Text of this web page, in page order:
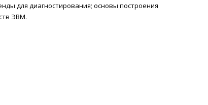
для диагностирования; основы построения
ЭВМ.